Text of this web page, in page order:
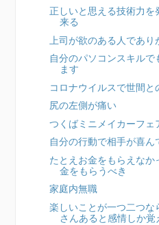
正しいと思える技術力
来る
上司が欲のある人であり
自分のパソコンスキル
ます
コロナウイルスで世間
尻の左側が痛い
つくばミニメイカーフ
自分の行動で相手が喜
たとえお金をもらえな
金をもらうべき
家庭内無職
楽しいことが一つ二つな
さんあると感情しか覚